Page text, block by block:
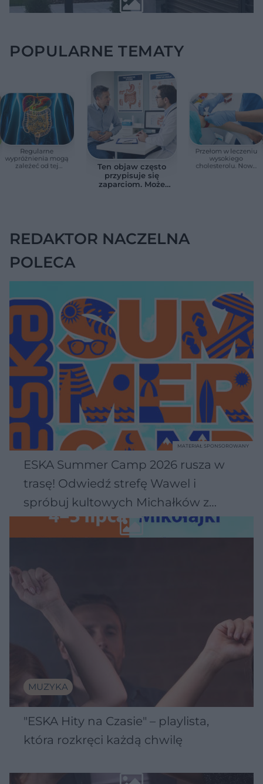
POPULARNE TEMATY
Regularne
wypróżnienia mogą
zależeć od tej
Ten objaw często
przypisuje się
zaparciom. Może
Przełom w leczeniu
wysokiego
cholesterolu. Nowa
REDAKTOR NACZELNA
POLECA
ESKA Summer Camp 2026 rusza w
trasę! Odwiedź strefę Wawel i
spróbuj kultowych Michałków z
Wawelu
MATERIAŁ SPONSOROWANY
MUZYKA
"ESKA Hity na Czasie" – playlista,
która rozkręci każdą chwilę